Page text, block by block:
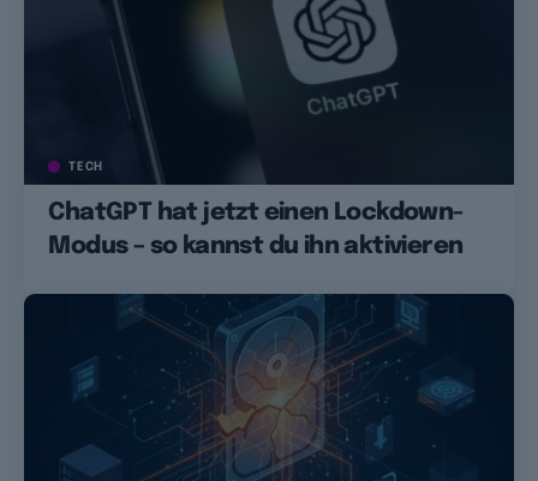
TECH
ChatGPT hat jetzt einen Lockdown-
Modus – so kannst du ihn aktivieren